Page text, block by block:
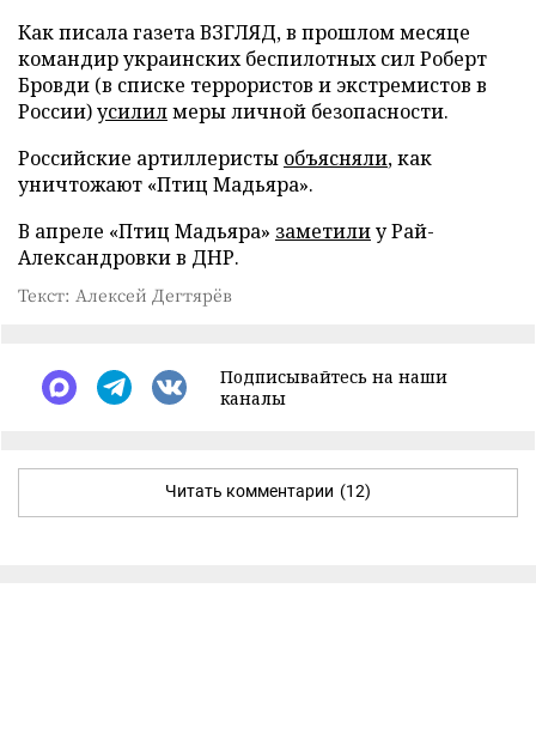
Как писала газета ВЗГЛЯД, в прошлом месяце
командир украинских беспилотных сил Роберт
Бровди (в списке террористов и экстремистов в
России)усилилмеры личной безопасности.
Российские артиллеристы объясняли, как
уничтожают «Птиц Мадьяра».
В апреле «Птиц Мадьяра» заметилиу Рай-
Александровки в ДНР.
Текст: Алексей Дегтярёв
Подписывайтесь на наши
каналы
Читать комментарии (12)